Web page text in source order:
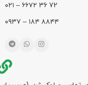
72 36 ۶۶۷۲ – ۰۲۱
۸۸۴۴ ۱۸۴ – ۰۹۳۷